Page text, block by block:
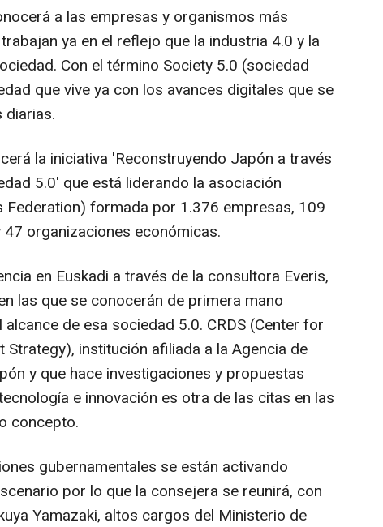
a las empresas y organismos más
ya en el reflejo que la industria 4.0 y la
Con el término Society 5.0 (sociedad
que vive ya con los avances digitales que se
diarias.
la iniciativa 'Reconstruyendo Japón a través
5.0' que está liderando la asociación
Federation) formada por 1.376 empresas, 109
organizaciones económicas.
en Euskadi a través de la consultora Everis,
las que se conocerán de primera mano
de esa sociedad 5.0. CRDS (Center for
Strategy), institución afiliada a la Agencia de
y que hace investigaciones y propuestas
e innovación es otra de las citas en las
concepto.
gubernamentales se están activando
por lo que la consejera se reunirá, con
Yamazaki, altos cargos del Ministerio de